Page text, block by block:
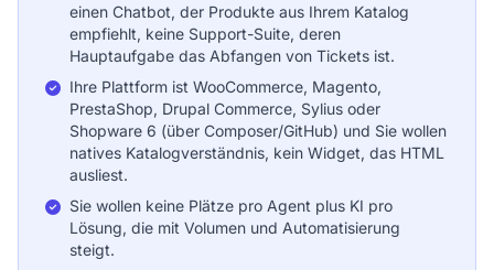
einen Chatbot, der Produkte aus Ihrem Katalog
empfiehlt, keine Support-Suite, deren
Hauptaufgabe das Abfangen von Tickets ist.
Ihre Plattform ist WooCommerce, Magento,
PrestaShop, Drupal Commerce, Sylius oder
Shopware 6 (über Composer/GitHub) und Sie wollen
natives Katalogverständnis, kein Widget, das HTML
ausliest.
Sie wollen keine Plätze pro Agent plus KI pro
Lösung, die mit Volumen und Automatisierung
steigt.